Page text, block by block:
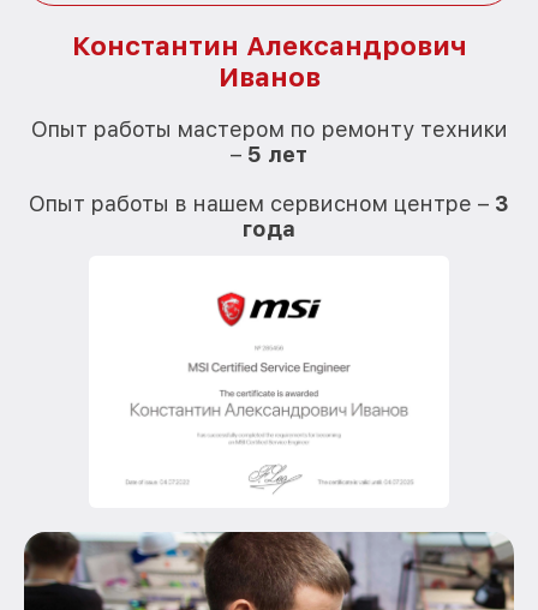
Константин Александрович
Иванов
Опыт работы мастером по ремонту техники
– 5 лет
Опыт работы в нашем сервисном центре – 3
года